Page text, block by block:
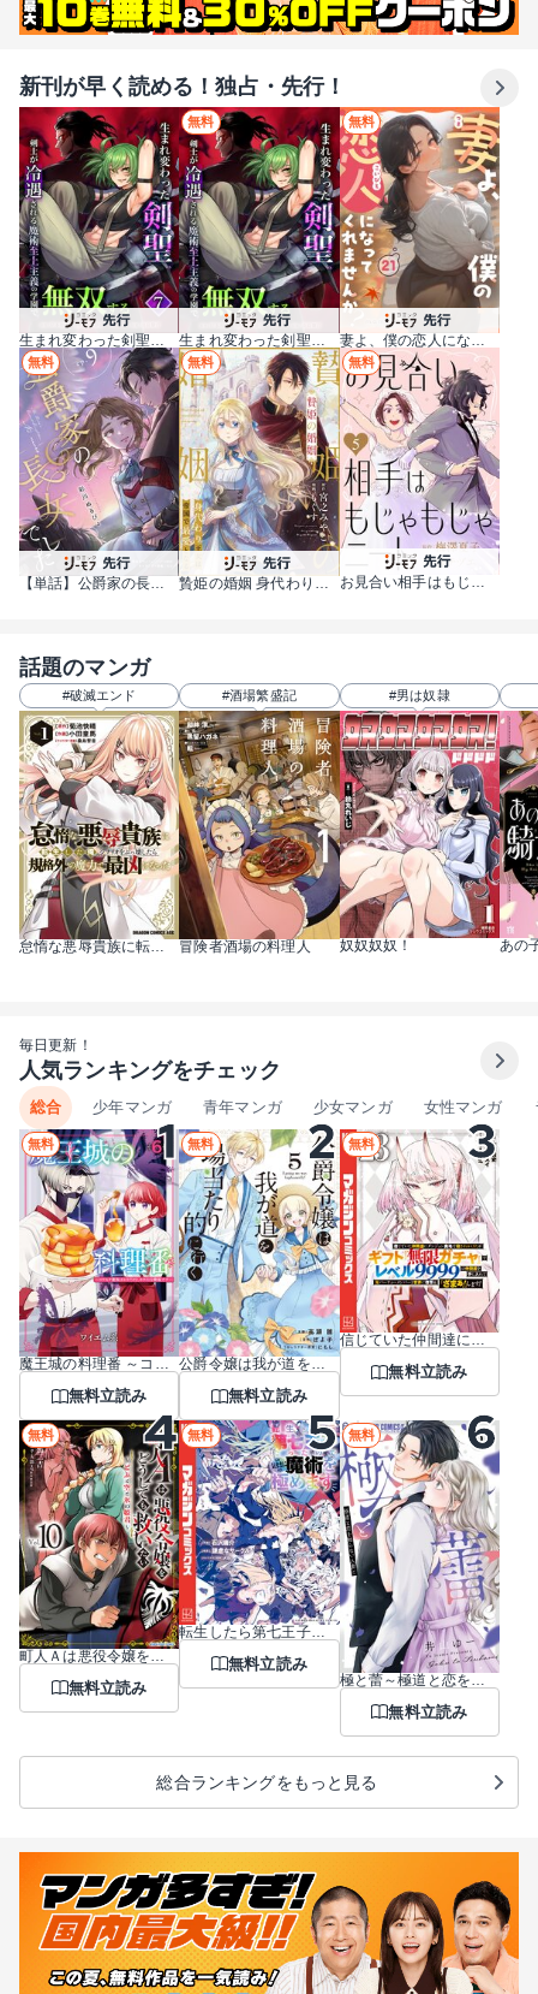
新刊が早く読める！独占・先行！
無料 無料
妻よ、僕の恋人になってくれませんか？
無料
【単話】公爵家の長女でした
無料
贄姫の婚姻 身代わり王女は帝国で最愛となる
無料
話題のマンガ
#破滅エンド #酒場繁盛記
冒険者酒場の料理人
#男は奴隷
奴奴奴奴！ あの
毎日更新！
人気ランキングをチェック
総合 少年マンガ 青年マンガ 少女マンガ 女性マンガ
無料
魔王城の料理番 ～コワモテ魔族ばかりだけど、ホワイトな職場です～
無料立読み
無料
公爵令嬢は我が道を場当たり的に行く
無料立読み
無料
信じていた仲間達にダンジョン奥地で殺されかけたがギフト『無限ガチャ』でレベル9999の仲間達を手に入れて元パーティーメンバーと世界に復讐＆『ざまぁ！』します！
無料立読み
無料
町人Ａは悪役令嬢をどうしても救いたい ～どぶと空と氷の姫君～
無料立読み
無料
転生したら第七王子だったので、気ままに魔術を極めます
無料立読み
無料
極と蕾～極道と恋を知らない人妻と～
無料立読み
総合ランキングをもっと見る